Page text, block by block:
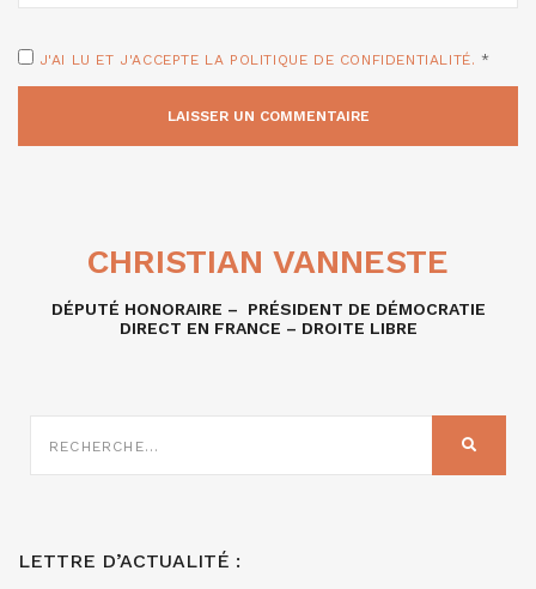
J'AI LU ET J'ACCEPTE LA POLITIQUE DE CONFIDENTIALITÉ. *
CHRISTIAN VANNESTE
DÉPUTÉ HONORAIRE – PRÉSIDENT DE DÉMOCRATIE
DIRECT EN FRANCE – DROITE LIBRE
SUR
LETTRE D’ACTUALITÉ :